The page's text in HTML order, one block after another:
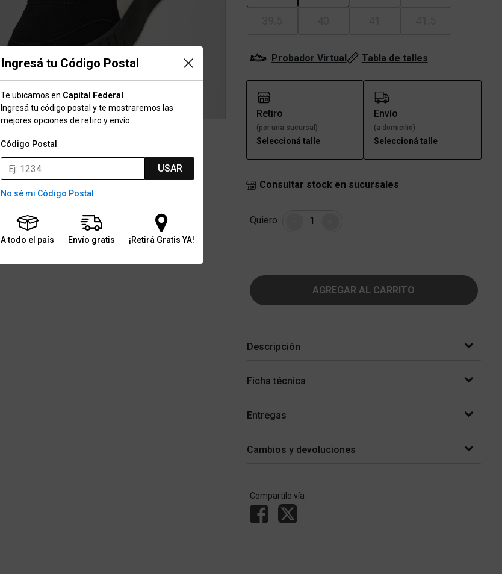
Ingresá tu Código Postal
Te ubicamos en Capital Federal
Ingresá tu código postal y te mostraremos las
mejores opciones de retiro y envío.
Código Postal
USAR
No sé mi Código Postal
A todo el país Envío gratis ¡Retirá Gratis YA!
Probador Virtual Tabla de talles
Retiro
(por una sucursal)
Seleccioná talle
Envío
(a domicilio)
Seleccioná talle
Consultar stock en sucursales
Quiero Cantidad
AGREGAR AL CARRITO
Descripción
Ficha técnica
Entregas
Cambios y devoluciones
Compartílo vía